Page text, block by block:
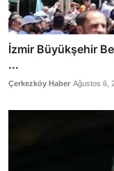
İzmir Büyükşehir
...
Çerkezköy Haber Ağustos 6,